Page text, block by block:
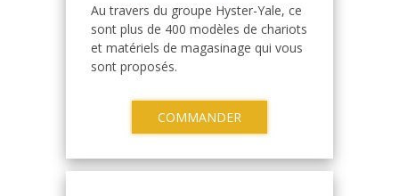
Au travers du groupe Hyster-Yale, ce
sont plus de 400 modèles de chariots
et matériels de magasinage qui vous
sont proposés.
COMMANDER